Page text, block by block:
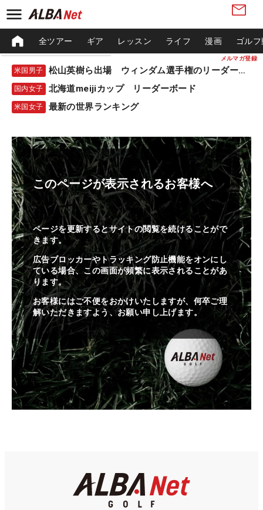
メルマガ登録
全ツアー ギア レッスン ライフ 漫画 ゴル
米国男子 松山英樹ら出場 ウィンダム選手権のリーダーボード
国内女子 北海道meijiカップ リーダーボード
米国女子 最新の世界ランキング
このページが表示されるお客様へ
ページを更新するとサイトの閲覧を続けることがで
きます。
広告ブロッカーやトラッキング防止機能をオンにし
ている場合、この画面が頻繁に表示されることがあ
ります。
お客様にはご不便をおかけいたしますが、何卒ご理
解いただきますよう、お願い申し上げます。